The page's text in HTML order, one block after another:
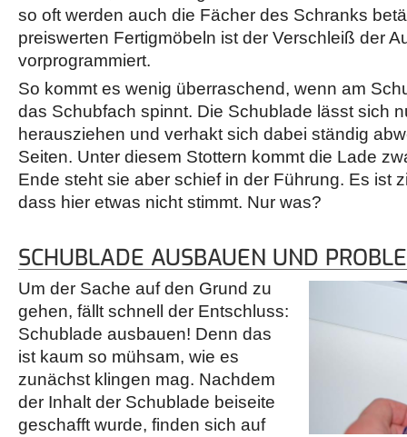
so oft werden auch die Fächer des Schranks
preiswerten Fertigmöbeln ist der Verschleiß der
vorprogrammiert.
So kommt es wenig überraschend, wenn am
das Schubfach spinnt. Die Schublade lässt sich
herausziehen und verhakt sich dabei ständig
Seiten. Unter diesem Stottern kommt die Lade
Ende steht sie aber schief in der Führung. Es ist
dass hier etwas nicht stimmt. Nur was?
SCHUBLADE AUSBAUEN UND
Um der Sache auf den Grund zu
gehen, fällt schnell der Entschluss:
Schublade ausbauen! Denn das
ist kaum so mühsam, wie es
zunächst klingen mag. Nachdem
der Inhalt der Schublade beiseite
geschafft wurde, finden sich auf